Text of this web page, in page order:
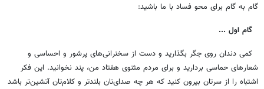
گام به گام برای محو فساد با ما باشید:
گام اول ...
کمی دندان روی جگر بگذارید و دست از سخنرانی‌های پرشور و احساسی و
شعارهای حماسی بردارید و برای مردم مثنوی هفتاد من، پند نخوانید. این فکر
اشتباه را از سرتان بیرون کنید که هر چه صدای‌تان بلندتر و کلام‌تان آتشین‌تر باشد